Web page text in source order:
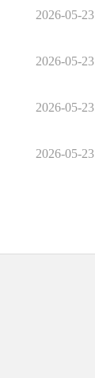
2026-05-23
2026-05-23
2026-05-23
2026-05-23